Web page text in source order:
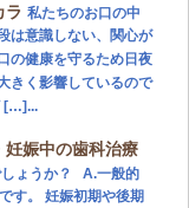
私たちのお口の中
は意識しない、関心が
の健康を守るため日夜
きく影響しているので
[…]...
娠中の歯科治療
しょうか？ A.一般的
す。 妊娠初期や後期